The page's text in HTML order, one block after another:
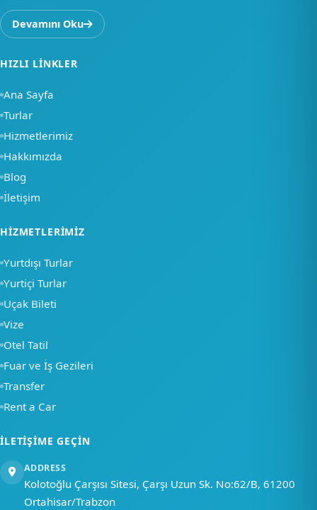
Devamını Oku
HIZLI LINKLER
Ana Sayfa
Turlar
Hizmetlerimiz
Hakkımızda
Blog
İletişim
HIZMETLERIMIZ
Yurtdışı Turlar
Yurtiçi Turlar
Uçak Bileti
Vize
Otel Tatil
Fuar ve İş Gezileri
Transfer
Rent a Car
İLETIŞIME GEÇIN
ADDRESS
Kolotoğlu Çarşısı Sitesi, Çarşı Uzun Sk. No:62/B, 61200
Ortahisar/Trabzon
Merhaba, nasıl
yardımcı olabiliriz?